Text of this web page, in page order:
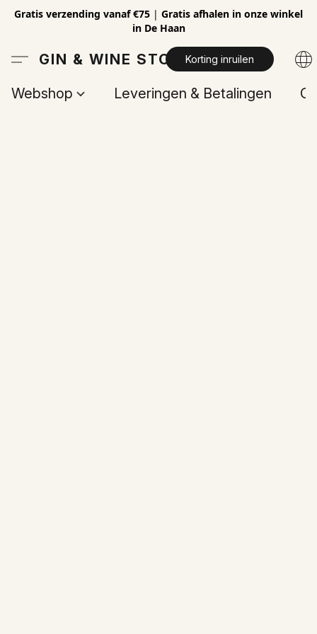
Gratis verzending vanaf €75 | Gratis afhalen in onze winkel
in De Haan
GIN & WINE STOREKorting inruilen
Webshop Leveringen & Betalingen